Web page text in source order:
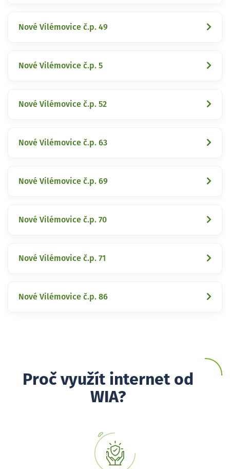
Nové Vilémovice č.p. 49
Nové Vilémovice č.p. 5
Nové Vilémovice č.p. 52
Nové Vilémovice č.p. 63
Nové Vilémovice č.p. 69
Nové Vilémovice č.p. 70
Nové Vilémovice č.p. 71
Nové Vilémovice č.p. 86
Proč využít internet od
WIA?